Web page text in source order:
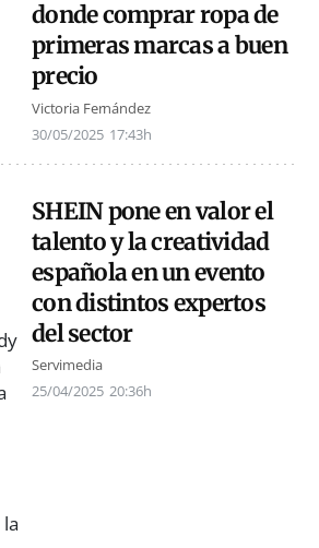
donde comprar ropa de
primeras marcas a buen
precio
Victoria Fernández
30/05/2025 17:43h
SHEIN pone en valor el
talento y la creatividad
española en un evento
con distintos expertos
del sector
Servimedia
25/04/2025 20:36h